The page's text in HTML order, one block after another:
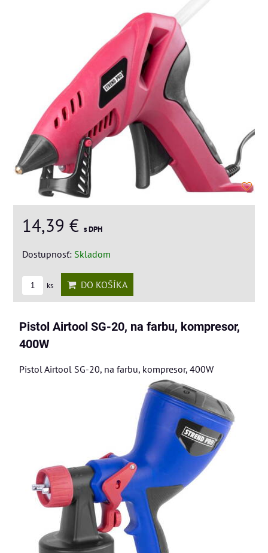
14,39 € s DPH
Dostupnosť: Skladom
ks DO KOŠÍKA
Pistol Airtool SG-20, na farbu, kompresor,
400W
Pistol Airtool SG-20, na farbu, kompresor, 400W